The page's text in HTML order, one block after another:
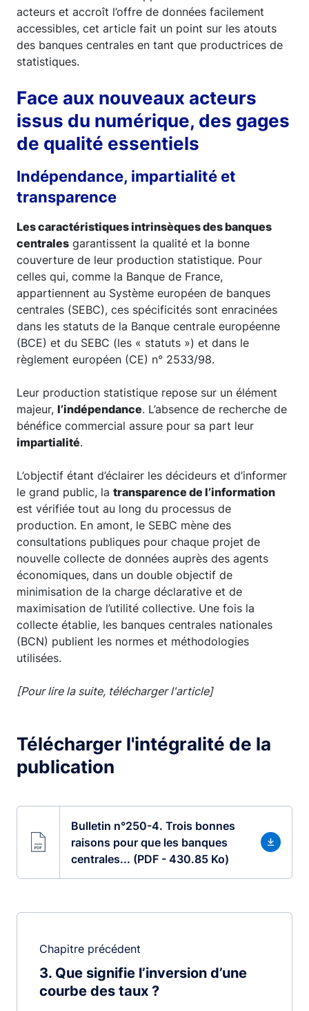
acteurs et accroît l’offre de données facilement
accessibles, cet article fait un point sur les atouts
des banques centrales en tant que productrices de
statistiques.
Face aux nouveaux acteurs
issus du numérique, des gages
de qualité essentiels
Indépendance, impartialité et
transparence
Les caractéristiques intrinsèques des banques
centrales garantissent la qualité et la bonne
couverture de leur production statistique. Pour
celles qui, comme la Banque de France,
appartiennent au Système européen de banques
centrales (SEBC), ces spécificités sont enracinées
dans les statuts de la Banque centrale européenne
(BCE) et du SEBC (les « statuts ») et dans le
règlement européen (CE) n° 2533/98.
Leur production statistique repose sur un élément
majeur, l’indépendance. L’absence de recherche de
bénéfice commercial assure pour sa part leur
impartialité.
L’objectif étant d’éclairer les décideurs et d’informer
le grand public, la transparence de l’information
est vérifiée tout au long du processus de
production. En amont, le SEBC mène des
consultations publiques pour chaque projet de
nouvelle collecte de données auprès des agents
économiques, dans un double objectif de
minimisation de la charge déclarative et de
maximisation de l’utilité collective. Une fois la
collecte établie, les banques centrales nationales
(BCN) publient les normes et méthodologies
utilisées.
[Pour lire la suite, télécharger l'article]
Télécharger l'intégralité de la
publication
Bulletin n°250-4. Trois bonnes
raisons pour que les banques
centrales... (PDF - 430.85 Ko)
Chapitre précédent
3 Que signifie l’inversion d’une
courbe des taux ?